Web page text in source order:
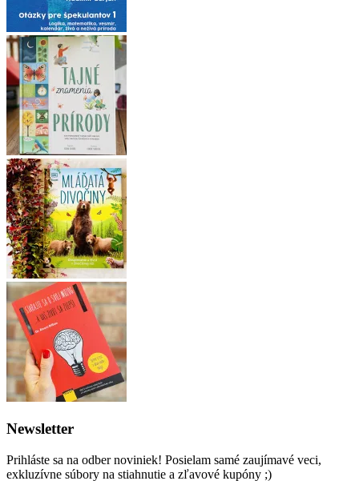
Newsletter
Prihláste sa na odber noviniek! Posielam samé zaujímavé veci,
exkluzívne súbory na stiahnutie a zľavové kupóny ;)